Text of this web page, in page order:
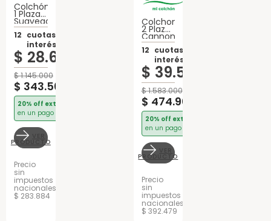
Colchón
1 Plaza
Suavegom
Merit
Espuma
12 cuotas sin
interés de:
$ 28.625
$1.145.000
$ 343.500
20% off extra
en un pago
PRODUCTO
Precio
sin
impuestos
nacionales
$ 283.884
Colchon
2 Plazas
Cannon
Especial
Lujo
Espuma
12 cuotas sin
interés de:
$ 39.575
$1.583.000
$ 474.900
20% off extra
en un pago
PRODUCTO
Precio
sin
impuestos
nacionales
$ 392.479